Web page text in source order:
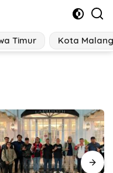
Timur Kota Malang